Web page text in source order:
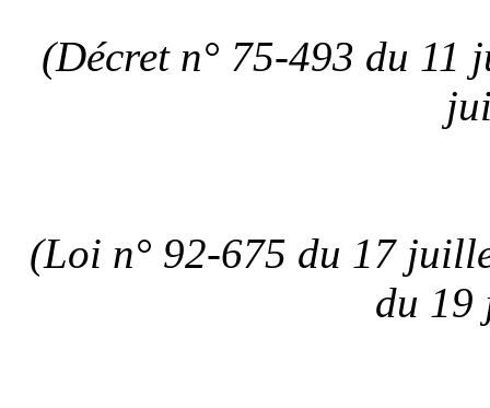
(Décret n° 75-493 du
(Loi n° 92-675 du 17
du 19